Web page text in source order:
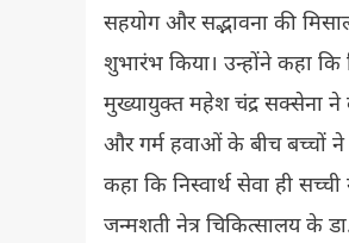
सहयोग और सद्भावना की
शुभारंभ किया। उन्होंने कहा कि
मुख्यायुक्त महेश चंद्र सक्सेना ने
और गर्म हवाओं के बीच बच्चों ने
कहा कि निस्वार्थ सेवा ही
जन्मशती नेत्र चिकित्सालय के